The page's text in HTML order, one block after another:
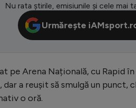
Nu rata știrile, emisiunile și cele mai
Urmărește
pe Arena Națională, cu Rapid
dar a reușit să smulgă un
o oră.